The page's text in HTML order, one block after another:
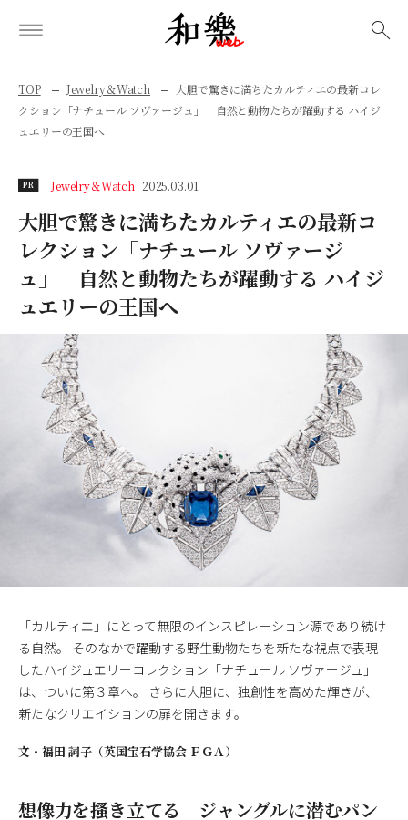
TOP Jewelry＆Watch
大胆で驚きに満ちたカルティエの最新コレ
クション「ナチュール ソヴァージュ」 自然と動物たちが躍動する ハイジ
ュエリーの王国へ
PR Jewelry＆Watch 2025.03.01
大胆で驚きに満ちたカルティエの最新コ
レクション「ナチュール ソヴァージ
ュ」 自然と動物たちが躍動する ハイジ
ュエリーの王国へ
「カルティエ」にとって無限のインスピレーション源であり続け
る自然。 そのなかで躍動する野生動物たちを新たな視点で表現
したハイジュエリーコレクション「ナチュール ソヴァージュ」
は、ついに第３章へ。 さらに大胆に、独創性を高めた輝きが、
新たなクリエイションの扉を開きます。
文・ 福田 詞子（英国宝石学協会 ＦＧＡ）
想像力を搔き立てる ジャングルに潜むパン